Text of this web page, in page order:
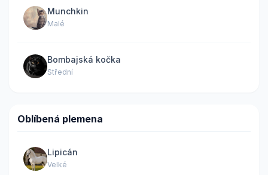
Munchkin
Malé
Bombajská kočka
Střední
Oblíbená plemena
Lipicán
Velké